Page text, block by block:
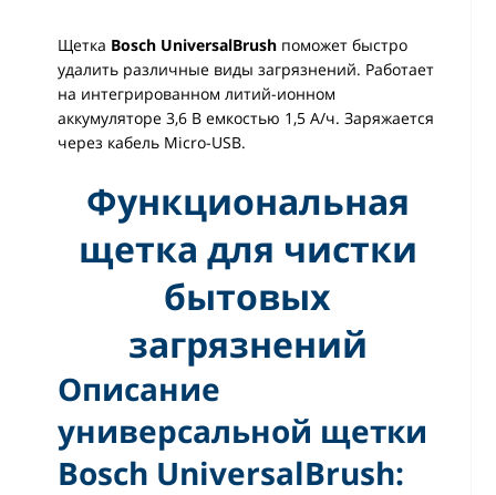
Щетка Bosch UniversalBrush поможет быстро
удалить различные виды загрязнений. Работает
на интегрированном литий-ионном
аккумуляторе 3,6 В емкостью 1,5 А/ч. Заряжается
через кабель Micro-USB.
Функциональная
щетка для чистки
бытовых
загрязнений
Описание
универсальной щетки
Bosch UniversalBrush: